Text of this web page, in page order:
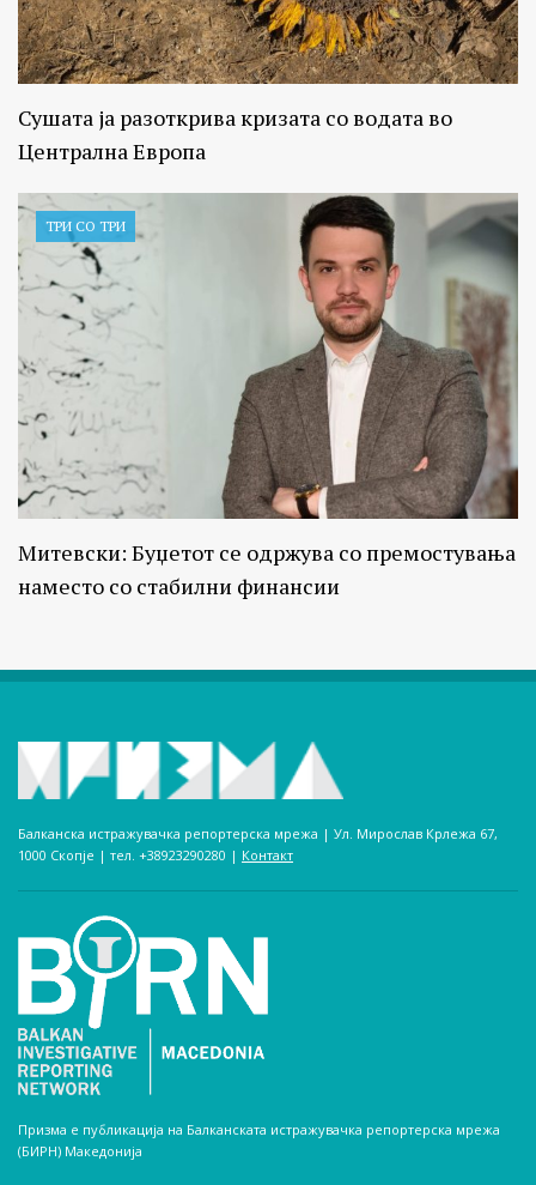
Сушата ја разоткрива кризата со водата во
Централна Европа
ТРИ СО ТРИ
Митевски: Буџетот се одржува со премостувања
наместо со стабилни финансии
Балканска истражувачка репортерска мрежа | Ул. Мирослав Крлежа 67,
1000 Скопје | тел. +38923290280­ | Контакт
Призма е публикација на Балканската истражувачка репортерска мрежа
(БИРН) Македонија